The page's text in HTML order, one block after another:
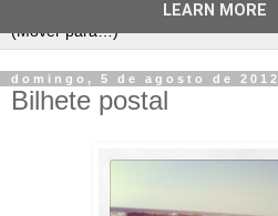
domingo, 5 de agosto de 2012
Bilhete postal
LEARN MORE